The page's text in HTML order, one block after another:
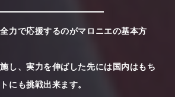
力で応援するのがマロニエの基本方
し、実力を伸ばした先には国内はもち
にも挑戦出来ます。